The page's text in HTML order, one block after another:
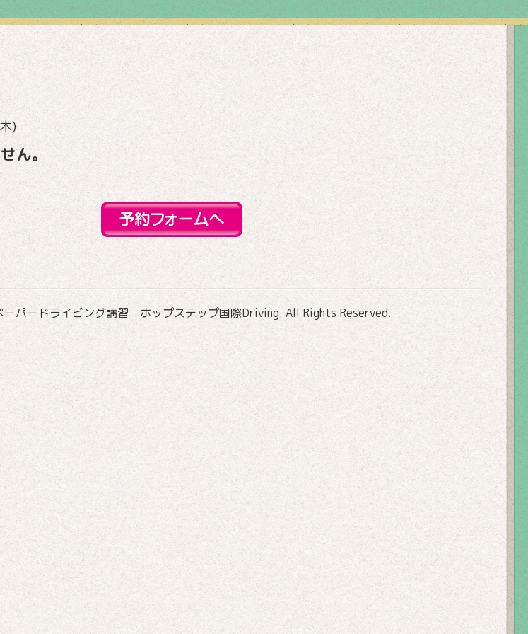
)
ん。
ーパードライビング講習 ホップステップ国際Driving. All Rights Reserved.